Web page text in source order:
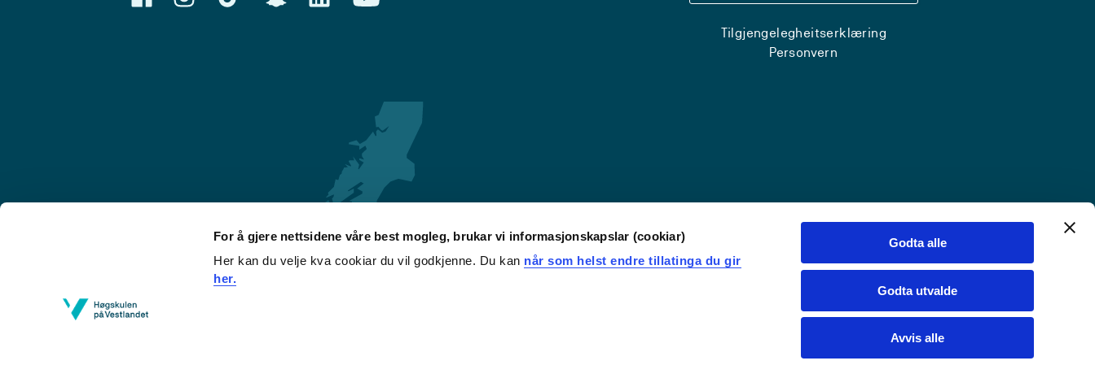
For å gjere nettsidene våre best mogleg, brukar vi informasjonskapslar (cookiar)
Her kan du velje kva cookiar du vil godkjenne. Du kan når som helst endre tillatinga du gir
her.
Godta alle
Godta utvalde
Avvis alle
Tilgjengelegheitserklæring
Personvern